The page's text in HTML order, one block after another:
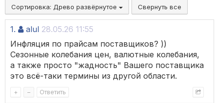
Сортировка: Древо развёрнутое Свернуть все
1. alul 28.05.26 11:55
Инфляция по прайсам поставщиков? ))
Сезонные колебания цен, валютные колебания,
а также просто "жадность" Вашего поставщика
это всё-таки термины из другой области.
+ – Ответить